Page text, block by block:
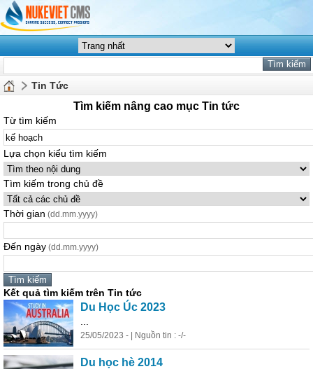
Tin Tức
Tìm kiếm nâng cao mục Tin tức
Từ tìm kiếm
Lựa chọn kiểu tìm kiếm
Tìm kiếm trong chủ đề
Thời gian (dd.mm.yyyy)
Đến ngày (dd.mm.yyyy)
Kết quả tìm kiếm trên Tin tức
Du Học Úc 2023
25/05/2023 - | Nguồn tin : -/-
Du học hè 2014